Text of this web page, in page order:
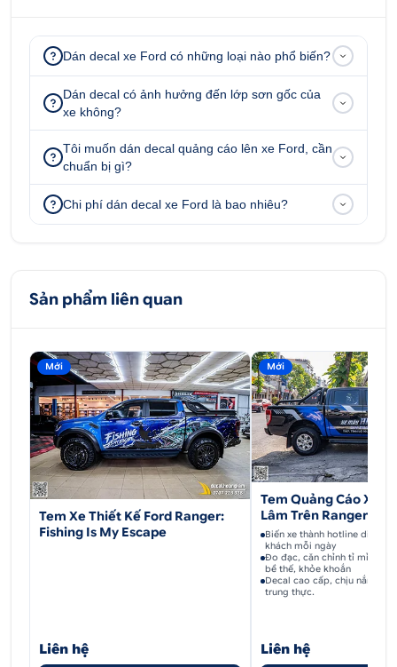
Dán decal xe Ford có những loại nào phổ biến?
Dán decal có ảnh hưởng đến lớp sơn gốc của
xe không?
Tôi muốn dán decal quảng cáo lên xe Ford, cần
chuẩn bị gì?
Chi phí dán decal xe Ford là bao nhiêu?
Sản phẩm liên quan
Mới
Tem Xe Thiết Kế Ford Ranger:
Fishing Is My Escape
Liên hệ
Mới
Tem Quảng Cáo Xe
Lâm Trên Ranger
Biến xe thành hotline di
khách mỗi ngày
Đo đạc, căn chỉnh tỉ mỉ vừa
bề thế, khỏe khoắn
Decal cao cấp, chịu nắng
trung thực.
Liên hệ